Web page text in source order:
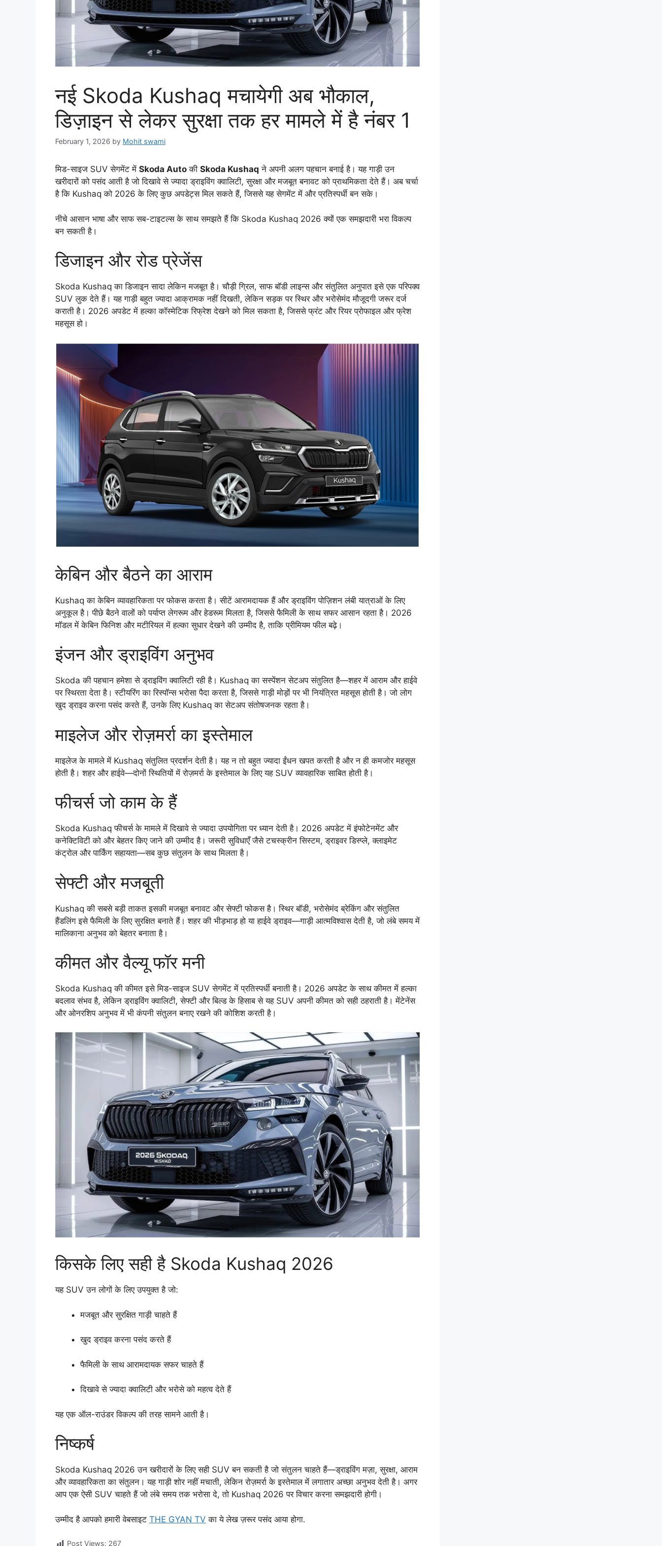
नई Skoda Kushaq मचायेगी अब भौकाल,
डिज़ाइन से लेकर सुरक्षा तक हर मामले में है नंबर 1
February 1, 2026 by Mohit swami
मिड-साइज SUV सेगमेंट में Skoda Auto की Skoda Kushaq ने अपनी अलग पहचान बनाई है। यह गाड़ी उन
खरीदारों को पसंद आती है जो दिखावे से ज्यादा ड्राइविंग क्वालिटी, सुरक्षा और मजबूत बनावट को प्राथमिकता देते हैं। अब चर्चा
है कि Kushaq को 2026 के लिए कुछ अपडेट्स मिल सकते हैं, जिससे यह सेगमेंट में और प्रतिस्पर्धी बन सके।
नीचे आसान भाषा और साफ सब-टाइटल्स के साथ समझते हैं कि Skoda Kushaq 2026 क्यों एक समझदारी भरा विकल्प
बन सकती है।
डिजाइन और रोड प्रेजेंस
Skoda Kushaq का डिजाइन सादा लेकिन मजबूत है। चौड़ी ग्रिल, साफ बॉडी लाइन्स और संतुलित अनुपात इसे एक परिपक्व
SUV लुक देते हैं। यह गाड़ी बहुत ज्यादा आक्रामक नहीं दिखती, लेकिन सड़क पर स्थिर और भरोसेमंद मौजूदगी जरूर दर्ज
कराती है। 2026 अपडेट में हल्का कॉस्मेटिक रिफ्रेश देखने को मिल सकता है, जिससे फ्रंट और रियर प्रोफाइल और फ्रेश
महसूस हो।
केबिन और बैठने का आराम
Kushaq का केबिन व्यावहारिकता पर फोकस करता है। सीटें आरामदायक हैं और ड्राइविंग पोज़िशन लंबी यात्राओं के लिए
अनुकूल है। पीछे बैठने वालों को पर्याप्त लेगरूम और हेडरूम मिलता है, जिससे फैमिली के साथ सफर आसान रहता है। 2026
मॉडल में केबिन फिनिश और मटीरियल में हल्का सुधार देखने की उम्मीद है, ताकि प्रीमियम फील बढ़े।
इंजन और ड्राइविंग अनुभव
Skoda की पहचान हमेशा से ड्राइविंग क्वालिटी रही है। Kushaq का सस्पेंशन सेटअप संतुलित है—शहर में आराम और हाईवे
पर स्थिरता देता है। स्टीयरिंग का रिस्पॉन्स भरोसा पैदा करता है, जिससे गाड़ी मोड़ों पर भी नियंत्रित महसूस होती है। जो लोग
खुद ड्राइव करना पसंद करते हैं, उनके लिए Kushaq का सेटअप संतोषजनक रहता है।
माइलेज और रोज़मर्रा का इस्तेमाल
माइलेज के मामले में Kushaq संतुलित प्रदर्शन देती है। यह न तो बहुत ज्यादा ईंधन खपत करती है और न ही कमजोर महसूस
होती है। शहर और हाईवे—दोनों स्थितियों में रोज़मर्रा के इस्तेमाल के लिए यह SUV व्यावहारिक साबित होती है।
फीचर्स जो काम के हैं
Skoda Kushaq फीचर्स के मामले में दिखावे से ज्यादा उपयोगिता पर ध्यान देती है। 2026 अपडेट में इंफोटेनमेंट और
कनेक्टिविटी को और बेहतर किए जाने की उम्मीद है। जरूरी सुविधाएँ जैसे टचस्क्रीन सिस्टम, ड्राइवर डिस्प्ले, क्लाइमेट
कंट्रोल और पार्किंग सहायता—सब कुछ संतुलन के साथ मिलता है।
सेफ्टी और मजबूती
Kushaq की सबसे बड़ी ताकत इसकी मजबूत बनावट और सेफ्टी फोकस है। स्थिर बॉडी, भरोसेमंद ब्रेकिंग और संतुलित
हैंडलिंग इसे फैमिली के लिए सुरक्षित बनाते हैं। शहर की भीड़भाड़ हो या हाईवे ड्राइव—गाड़ी आत्मविश्वास देती है, जो लंबे समय में
मालिकाना अनुभव को बेहतर बनाता है।
कीमत और वैल्यू फॉर मनी
Skoda Kushaq की कीमत इसे मिड-साइज SUV सेगमेंट में प्रतिस्पर्धी बनाती है। 2026 अपडेट के साथ कीमत में हल्का
बदलाव संभव है, लेकिन ड्राइविंग क्वालिटी, सेफ्टी और बिल्ड के हिसाब से यह SUV अपनी कीमत को सही ठहराती है। मेंटेनेंस
और ओनरशिप अनुभव में भी कंपनी संतुलन बनाए रखने की कोशिश करती है।
किसके लिए सही है Skoda Kushaq 2026
यह SUV उन लोगों के लिए उपयुक्त है जो:
मजबूत और सुरक्षित गाड़ी चाहते हैं
खुद ड्राइव करना पसंद करते हैं
फैमिली के साथ आरामदायक सफर चाहते हैं
दिखावे से ज्यादा क्वालिटी और भरोसे को महत्व देते हैं
यह एक ऑल-राउंडर विकल्प की तरह सामने आती है।
निष्कर्ष
Skoda Kushaq 2026 उन खरीदारों के लिए सही SUV बन सकती है जो संतुलन चाहते हैं—ड्राइविंग मज़ा, सुरक्षा, आराम
और व्यावहारिकता का संतुलन। यह गाड़ी शोर नहीं मचाती, लेकिन रोज़मर्रा के इस्तेमाल में लगातार अच्छा अनुभव देती है। अगर
आप एक ऐसी SUV चाहते हैं जो लंबे समय तक भरोसा दे, तो Kushaq 2026 पर विचार करना समझदारी होगी।
उम्मीद है आपको हमारी वेबसाइट THE GYAN TV का ये लेख ज़रूर पसंद आया होगा.
Post Views: 267